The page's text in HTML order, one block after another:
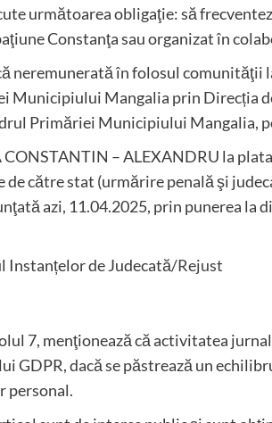
următoarea obligaţie: să
Constanţa sau organizat în
neremunerată în folosul
Municipiului Mangalia prin Direcția
Primăriei Municipiului Mangalia,
– ALEXANDRU la
către stat (urmărire penală şi
azi, 11.04.2025, prin punerea la
Instanțelor de Judecată/Rejust
7, menţionează că activitatea
GDPR, dacă se păstrează un
personal.